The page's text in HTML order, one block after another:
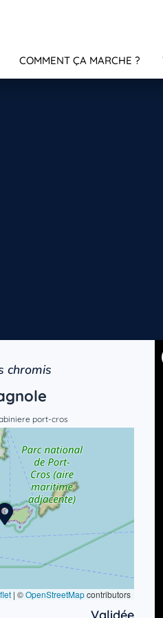
COMMENT ÇA MARCHE ?
chromis
port-cros
| ©OpenStreetMapcontributors